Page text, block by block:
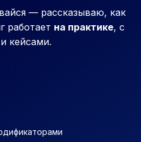
— рассказываю, как
работает на практике, с
кейсами.